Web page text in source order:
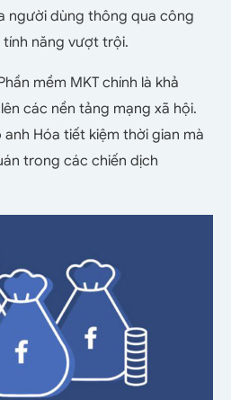
người dùng thông qua công
năng vượt trội.
mềm MKT chính là khả
các nền tảng mạng xã hội.
Hóa tiết kiệm thời gian mà
trong các chiến dịch